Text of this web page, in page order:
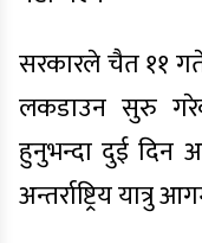
सरकारले चैत ११
लकडाउन सुरु
हुनुभन्दा दुई दिन
अन्तर्राष्ट्रिय